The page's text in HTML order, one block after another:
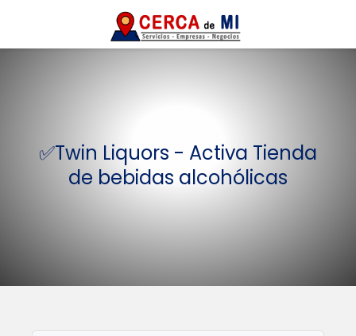
✅Twin Liquors - Activa Tienda
de bebidas alcohólicas